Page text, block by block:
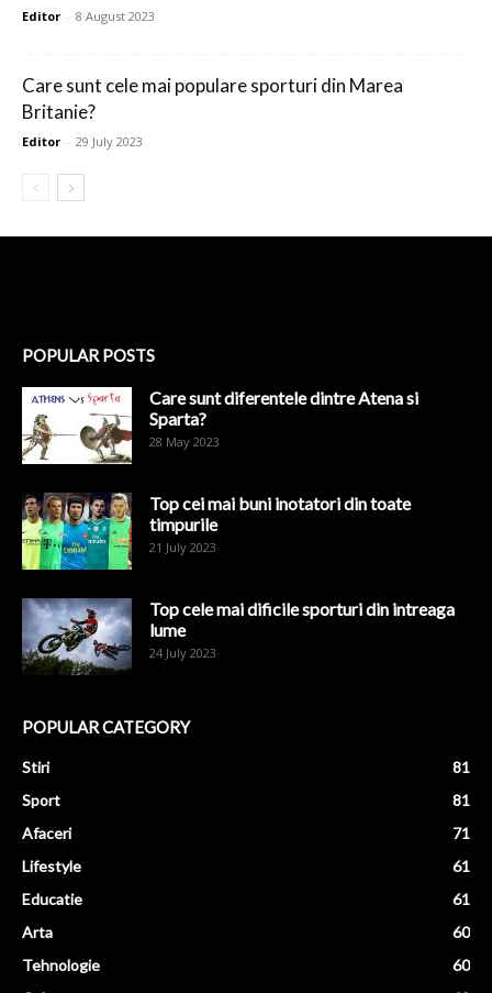
Editor - 8 August 2023
Care sunt cele mai populare sporturi din Marea
Britanie?
Editor - 29 July 2023
POPULAR POSTS
Care sunt diferentele dintre Atena si
Sparta?
28 May 2023
Top cei mai buni inotatori din toate
timpurile
21 July 2023
Top cele mai dificile sporturi din intreaga
lume
24 July 2023
POPULAR CATEGORY
Stiri
81
Sport
81
Afaceri
71
Lifestyle
61
Educatie
61
Arta
60
Tehnologie
60